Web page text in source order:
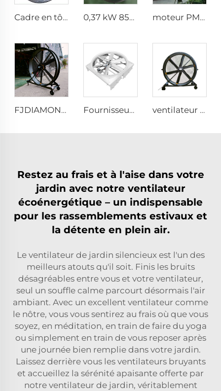
Cadre en tôle galvanisée, pales en aluminium, ventilateur d'aération pour étable circulaire de 950 mm, suspendu ou fixé au mur 0,37 kW 850 mm moteur économique longue portée d'air pales en aluminium grand débit ventilateurs ronds muraux ou suspendus pour la ventilation moteur PMSM 10ft 24ft intérieur/extérieur IP66 grand débit faible vitesse ventilateur
FJDIAMOND Ventilateur sur pied 1,5 m 2 m 80 pouces contrôle par téléphone portable WIFI silencieux 2000 mm en aluminium pour gymnase Fournisseur d'usine, ventilateurs de circulation de 72 pouces, système d'aération économique pour bâtiment à bétail, extracteurs de toit ventilateur sur pied silencieux 2000 mm 80 pouces 220V/380V en aluminium pour maison, usines et restaurants
Restez au frais et à l'aise dans votre
jardin avec notre ventilateur
écoénergétique – un indispensable
pour les rassemblements estivaux et
la détente en plein air.
Le ventilateur de jardin silencieux est l'un des
meilleurs atouts qu'il soit. Finis les bruits
désagréables entre vous et votre ventilateur,
seul un souffle calme parcourt désormais l'air
ambiant. Avec un excellent ventilateur comme
le nôtre, vous vous sentirez au frais où que vous
soyez, en méditation, en train de faire du yoga
ou simplement en train de vous reposer après
une journée bien remplie dans votre jardin.
Laissez derrière vous les ventilateurs bruyants
et accueillez la sérénité apaisante offerte par
notre ventilateur de jardin, véritablement